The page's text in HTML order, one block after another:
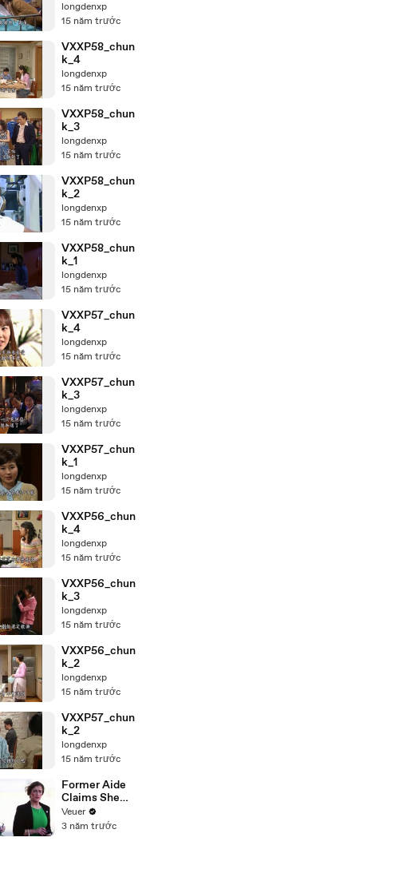
longdenxp
15 năm trước
VXXP58_chun
k_4
longdenxp
15 năm trước
VXXP58_chun
k_3
longdenxp
15 năm trước
VXXP58_chun
k_2
longdenxp
15 năm trước
VXXP58_chun
k_1
longdenxp
15 năm trước
VXXP57_chun
k_4
longdenxp
15 năm trước
VXXP57_chun
k_3
longdenxp
15 năm trước
VXXP57_chun
k_1
longdenxp
15 năm trước
VXXP56_chun
k_4
longdenxp
15 năm trước
VXXP56_chun
k_3
longdenxp
15 năm trước
VXXP56_chun
k_2
longdenxp
15 năm trước
VXXP57_chun
k_2
longdenxp
15 năm trước
Former Aide
Claims She
Was Asked to
Make a ‘Hit
Veuer
3 năm trước